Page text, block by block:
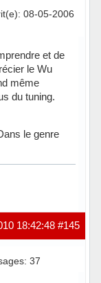
08-05-2006
et de
le Wu
même
du tuning.
le genre
#145
18:42:48
37